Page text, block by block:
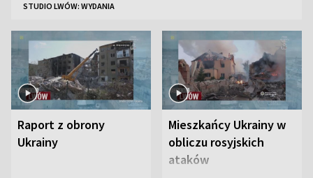
STUDIO LWÓW: WYDANIA
Raport z obrony
Ukrainy
Mieszkańcy Ukrainy w
obliczu rosyjskich
ataków